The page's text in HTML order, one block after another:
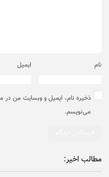
نام ایمیل
ذخیره نام، ایمیل و وبسایت من در
می‌نویسم.
مطالب اخیر: